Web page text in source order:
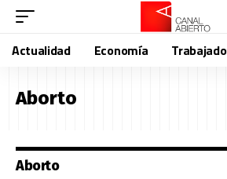
Actualidad Economía
Aborto
Aborto